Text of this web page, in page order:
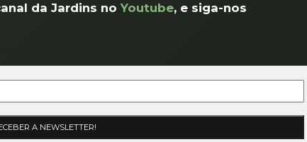
da Jardins noYoutube, e siga-nos